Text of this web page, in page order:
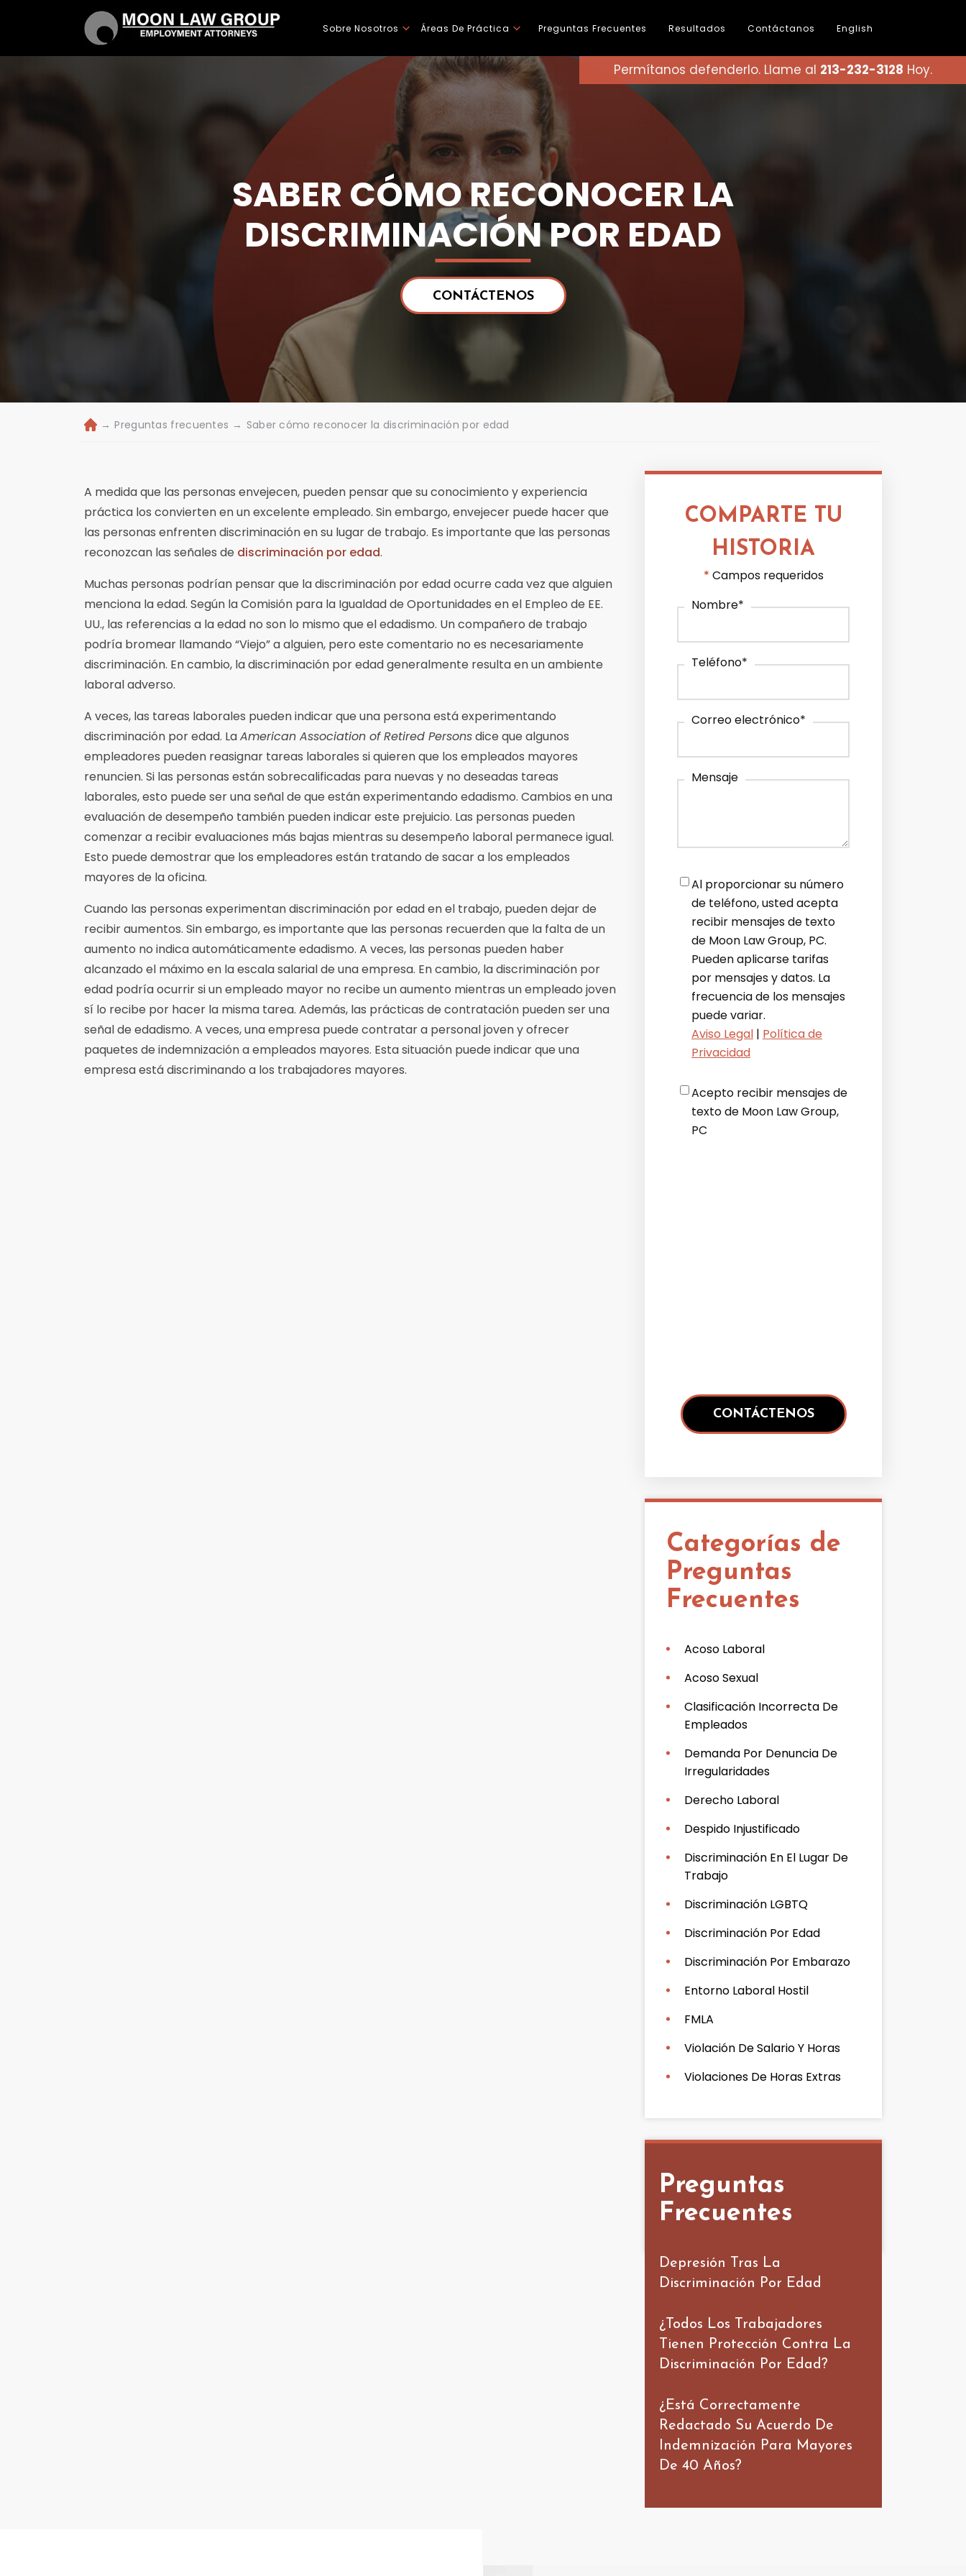
Permítanos defenderlo. Llame al 213-232-3128 Hoy.
Sobre Nosotros Áreas De Práctica Preguntas Frecuentes Resultados Contáctanos English
SABER CÓMO RECONOCER LA
DISCRIMINACIÓN POR EDAD
CONTÁCTENOS
Ini → Preguntas frecuentes → Saber cómo reconocer la discriminación por edad
A medida que las personas envejecen, pueden pensar que su conocimiento y experiencia
práctica los convierten en un excelente empleado. Sin embargo, envejecer puede hacer que
las personas enfrenten discriminación en su lugar de trabajo. Es importante que las personas
reconozcan las señales de discriminación por edad.
Muchas personas podrían pensar que la discriminación por edad ocurre cada vez que alguien
menciona la edad. Según la Comisión para la Igualdad de Oportunidades en el Empleo de EE.
UU., las referencias a la edad no son lo mismo que el edadismo. Un compañero de trabajo
podría bromear llamando “Viejo” a alguien, pero este comentario no es necesariamente
discriminación. En cambio, la discriminación por edad generalmente resulta en un ambiente
laboral adverso.
A veces, las tareas laborales pueden indicar que una persona está experimentando
discriminación por edad. LaAmerican Association of Retired Personsdice que algunos
empleadores pueden reasignar tareas laborales si quieren que los empleados mayores
renuncien. Si las personas están sobrecalificadas para nuevas y no deseadas tareas
laborales, esto puede ser una señal de que están experimentando edadismo. Cambios en una
evaluación de desempeño también pueden indicar este prejuicio. Las personas pueden
comenzar a recibir evaluaciones más bajas mientras su desempeño laboral permanece igual.
Esto puede demostrar que los empleadores están tratando de sacar a los empleados
mayores de la oficina.
Cuando las personas experimentan discriminación por edad en el trabajo, pueden dejar de
recibir aumentos. Sin embargo, es importante que las personas recuerden que la falta de un
aumento no indica automáticamente edadismo. A veces, las personas pueden haber
alcanzado el máximo en la escala salarial de una empresa. En cambio, la discriminación por
edad podría ocurrir si un empleado mayor no recibe un aumento mientras un empleado joven
sí lo recibe por hacer la misma tarea. Además, las prácticas de contratación pueden ser una
señal de edadismo. A veces, una empresa puede contratar a personal joven y ofrecer
paquetes de indemnización a empleados mayores. Esta situación puede indicar que una
empresa está discriminando a los trabajadores mayores.
COMPARTE TU
HISTORIA
* Campos requeridos
Nombre*
Teléfono*
Correo electrónico*
Mensaje
Al proporcionar su número
de teléfono, usted acepta
recibir mensajes de texto
de Moon Law Group, PC.
Pueden aplicarse tarifas
por mensajes y datos. La
frecuencia de los mensajes
puede variar.
Aviso Legal | Política de
Privacidad
Acepto recibir mensajes de
texto de Moon Law Group,
PC
Categorías de
Preguntas
Frecuentes
Acoso Laboral
Acoso Sexual
Clasificación Incorrecta De
Empleados
Demanda Por Denuncia De
Irregularidades
Derecho Laboral
Despido Injustificado
Discriminación En El Lugar De
Trabajo
Discriminación LGBTQ
Discriminación Por Edad
Discriminación Por Embarazo
Entorno Laboral Hostil
FMLA
Violación De Salario Y Horas
Violaciones De Horas Extras
Preguntas
Frecuentes
Depresión Tras La
Discriminación Por Edad
¿Todos Los Trabajadores
Tienen Protección Contra La
Discriminación Por Edad?
¿Está Correctamente
Redactado Su Acuerdo De
Indemnización Para Mayores
De 40 Años?